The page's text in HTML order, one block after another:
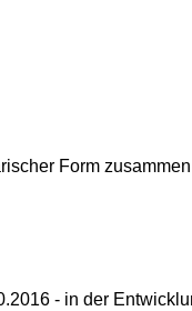
Form
- in der